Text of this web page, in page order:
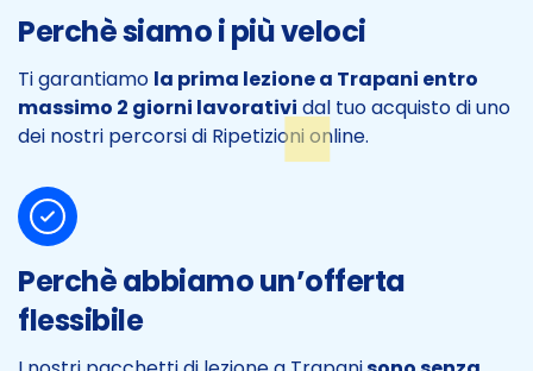
Perchè siamo i più veloci
Ti garantiamo la prima lezione a Trapani entro
massimo 2 giorni lavorativi dal tuo acquisto di uno
dei nostri percorsi di Ripetizioni online.
Perchè abbiamo un’offerta
flessibile